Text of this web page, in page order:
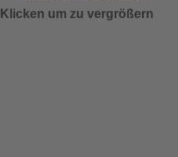
Klicken um zu vergrößern